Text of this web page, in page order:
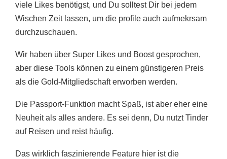
viele Likes benötigst, und Du solltest Dir bei jedem
Wischen Zeit lassen, um die profile auch aufmekrsam
durchzuschauen.
Wir haben über Super Likes und Boost gesprochen,
aber diese Tools können zu einem günstigeren Preis
als die Gold-Mitgliedschaft erworben werden.
Die Passport-Funktion macht Spaß, ist aber eher eine
Neuheit als alles andere. Es sei denn, Du nutzt Tinder
auf Reisen und reist häufig.
Das wirklich faszinierende Feature hier ist die